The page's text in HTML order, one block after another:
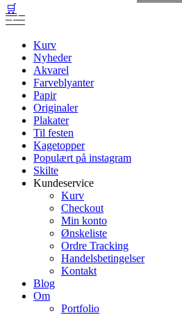
🛒
Kurv
Nyheder
Akvarel
Farveblyanter
Papir
Originaler
Plakater
Til festen
Kagetopper
Populært på instagram
Skilte
Kundeservice
Kurv
Checkout
Min konto
Ønskeliste
Ordre Tracking
Handelsbetingelser
Kontakt
Blog
Om
Portfolio